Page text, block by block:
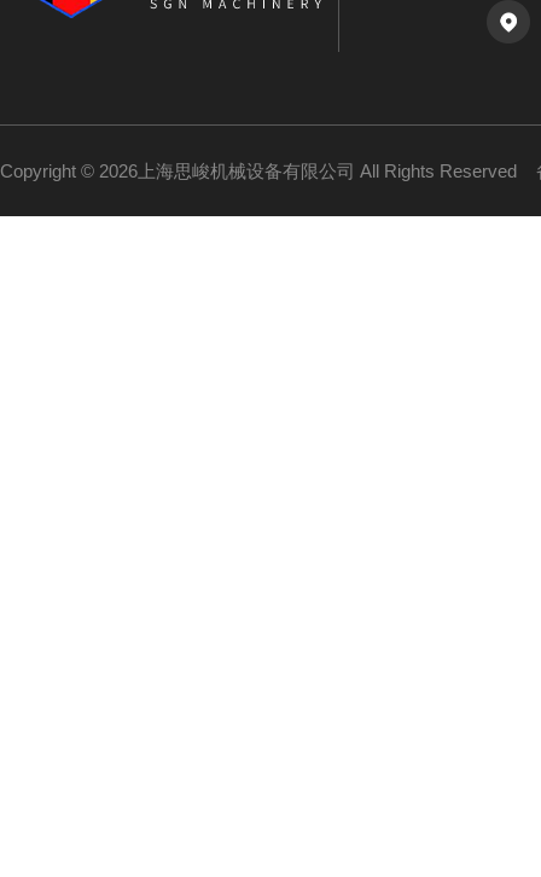
Copyright © 2026上海思峻机械设备有限公司 All Rights Reserved